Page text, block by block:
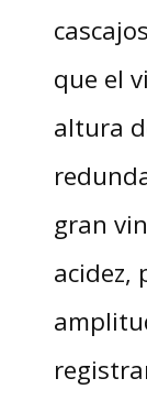
que el
altura
gran
acidez,